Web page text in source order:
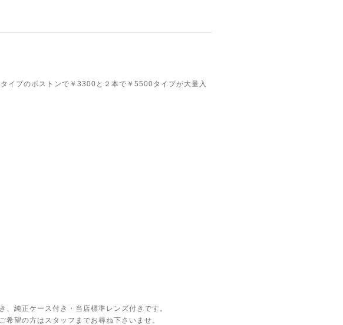
イプのボストンで￥3300と２本で￥5500タイプが大量入
純正ケース付き・当店標準レンズ付きです。
望の方はスタッフまでお尋ね下さいませ。